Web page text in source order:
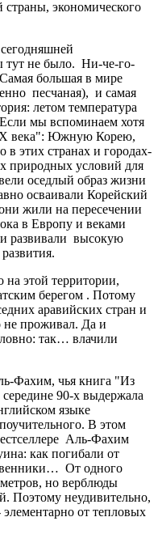
экономического
тут не было. Ни-че-го-
большая в мире
песчаная), и самая
летом температура
мы вспоминаем хотя
века": Южную Корею,
этих странах и городах-
природных условий для
оседлый образ жизни
осваивали Корейский
жили на пересечении
в Европу и веками
и развивали высокую
этой территории,
берегом . Потому
аравийских стран и
не проживал. Да и
так… влачили
Фахим, чья книга "Из
90-х выдержала
языке
В этом
Аль-Фахим
как погибали от
От одного
но верблюды
Поэтому неудивительно,
от тепловых